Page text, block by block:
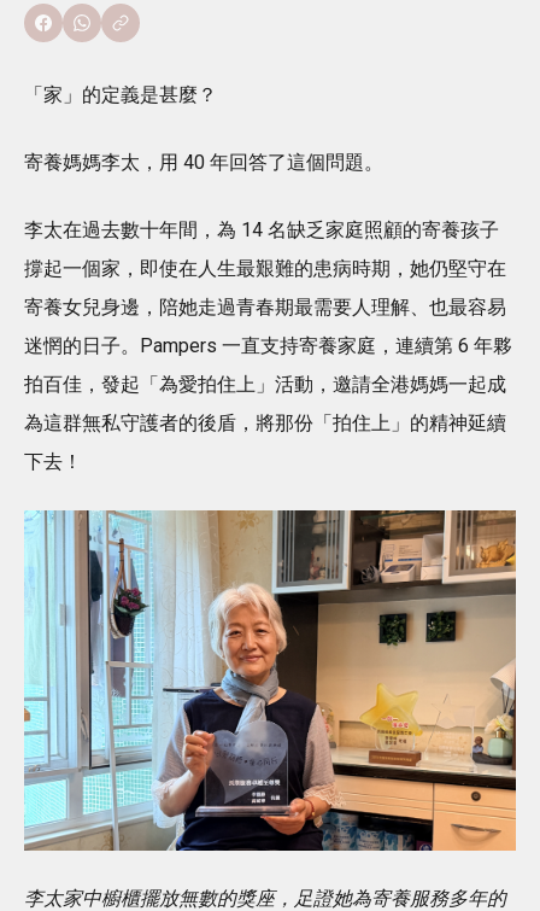
「家」的定義是甚麼？
寄養媽媽李太，用 40 年回答了這個問題。
李太在過去數十年間，為 14 名缺乏家庭照顧的寄養孩子
撐起一個家，即使在人生最艱難的患病時期，她仍堅守在
寄養女兒身邊，陪她走過青春期最需要人理解、也最容易
迷惘的日子。Pampers 一直支持寄養家庭，連續第 6 年夥
拍百佳，發起「為愛拍住上」活動，邀請全港媽媽一起成
為這群無私守護者的後盾，將那份「拍住上」的精神延續
下去！
李太家中櫥櫃擺放無數的獎座，足證她為寄養服務多年的